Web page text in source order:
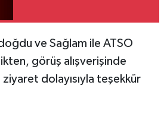
ve Sağlam ile ATSO
görüş alışverişinde
dolayısıyla teşekkür